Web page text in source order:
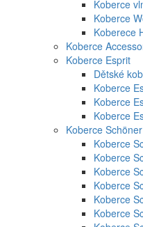
Koberce
Koberce
Koberece
Koberce
Koberce Esprit
Dětské
Koberce
Koberce
Koberce
Koberce
Koberce
Koberce
Koberce
Koberce
Koberce
Koberce